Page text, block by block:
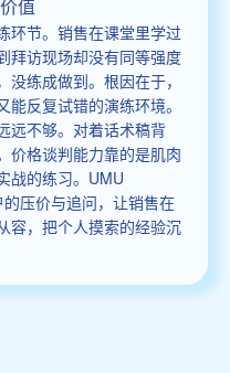
值
环节。销售在课堂里学过
拜访现场却没有同等强度
练成做到。根因在于，
反复试错的演练环境。
远不够。对着话术稿背
价格谈判能力靠的是肌肉
战的练习。UMU
压价与追问，让销售在
容，把个人摸索的经验沉